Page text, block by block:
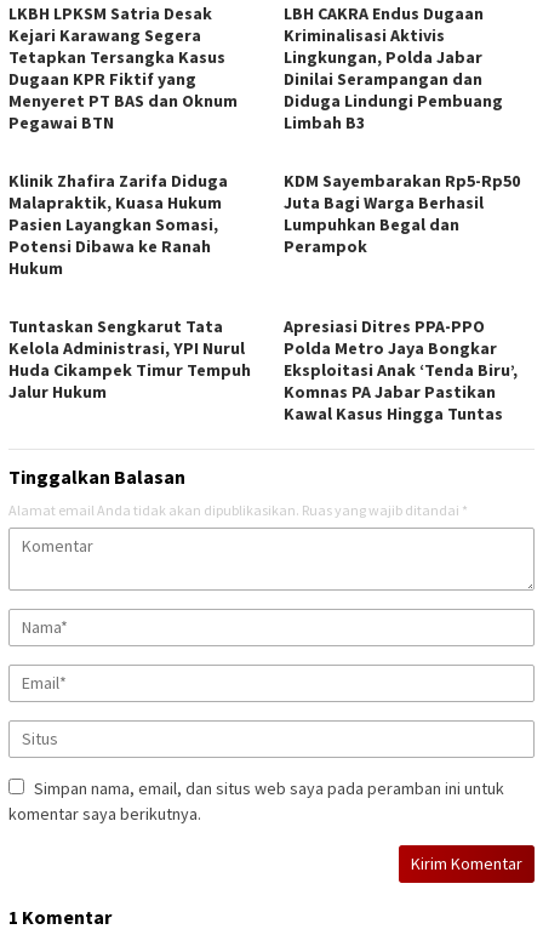
LKBH LPKSM Satria Desak
Kejari Karawang Segera
Tetapkan Tersangka Kasus
Dugaan KPR Fiktif yang
Menyeret PT BAS dan Oknum
Pegawai BTN
LBH CAKRA Endus Dugaan
Kriminalisasi Aktivis
Lingkungan, Polda Jabar
Dinilai Serampangan dan
Diduga Lindungi Pembuang
Limbah B3
Klinik Zhafira Zarifa Diduga
Malapraktik, Kuasa Hukum
Pasien Layangkan Somasi,
Potensi Dibawa ke Ranah
Hukum
KDM Sayembarakan Rp5-Rp50
Juta Bagi Warga Berhasil
Lumpuhkan Begal dan
Perampok
Tuntaskan Sengkarut Tata
Kelola Administrasi, YPI Nurul
Huda Cikampek Timur Tempuh
Jalur Hukum
Apresiasi Ditres PPA-PPO
Polda Metro Jaya Bongkar
Eksploitasi Anak ‘Tenda Biru’,
Komnas PA Jabar Pastikan
Kawal Kasus Hingga Tuntas
Tinggalkan Balasan
Alamat email Anda tidak akan dipublikasikan. Ruas yang wajib ditandai *
Simpan nama, email, dan situs web saya pada peramban ini untuk
komentar saya berikutnya.
1 Komentar